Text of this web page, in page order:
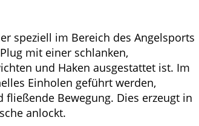
speziell im Bereich des Angelsports
mit einer schlanken,
und Haken ausgestattet ist. Im
Einholen geführt werden,
Bewegung. Dies erzeugt in
anlockt.